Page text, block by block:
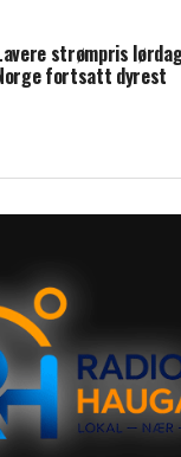
strømpris
fortsatt dyrest